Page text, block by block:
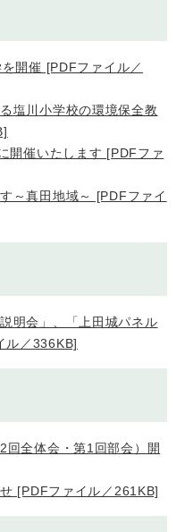
開催 [PDFファイル／
塩川小学校の環境保全教
開催いたします [PDFファ
～真田地域～ [PDFファイ
明会」、「上田城パネル
ル／336KB]
回全体会・第1回部会）開
[PDFファイル／261KB]